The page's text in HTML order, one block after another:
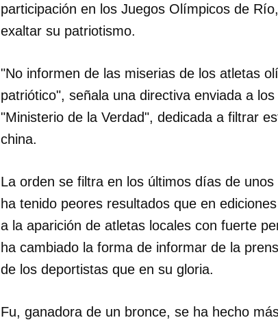
participación en los Juegos Olímpicos de
exaltar su patriotismo.
"No informen de las miserias de los atletas
patriótico", señala una directiva enviada a
"Ministerio de la Verdad", dedicada a filtrar
china.
La orden se filtra en los últimos días de
ha tenido peores resultados que en
a la aparición de atletas locales con fuerte
ha cambiado la forma de informar de la
de los deportistas que en su gloria.
Fu, ganadora de un bronce, se ha hecho